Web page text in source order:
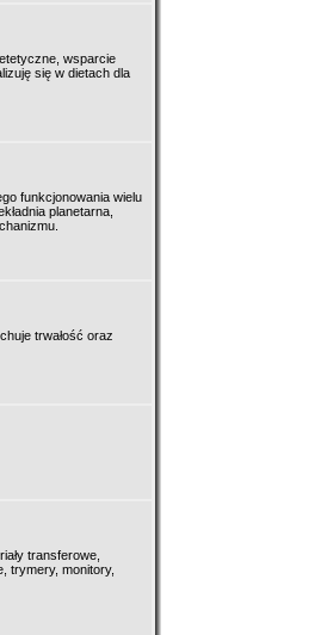
wsparcie
się w dietach dla
funkcjonowania wielu
planetarna,
trwałość oraz
transferowe,
trymery, monitory,